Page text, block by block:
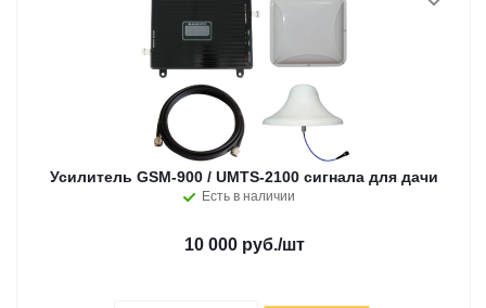
Усилитель GSM-900 / UMTS-2100 сигнала для дачи
Есть в наличии
10 000 руб./шт